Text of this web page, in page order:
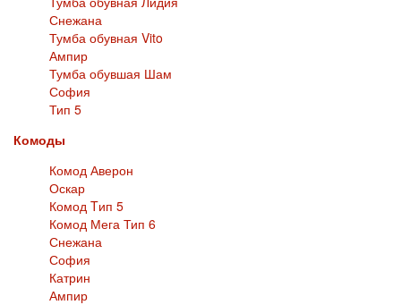
Снежана
Тумба обувная Vito
Ампир
Тумба обувшая Шам
София
Тип 5
Комоды
Комод Аверон
Оскар
Комод Tип 5
Комод Мега Тип 6
Снежана
София
Катрин
Ампир